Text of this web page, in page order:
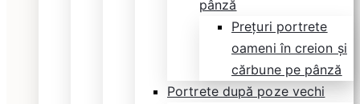
pânză
Prețuri portrete
oameni în creion și
cărbune pe pânză
Portrete după poze vechi